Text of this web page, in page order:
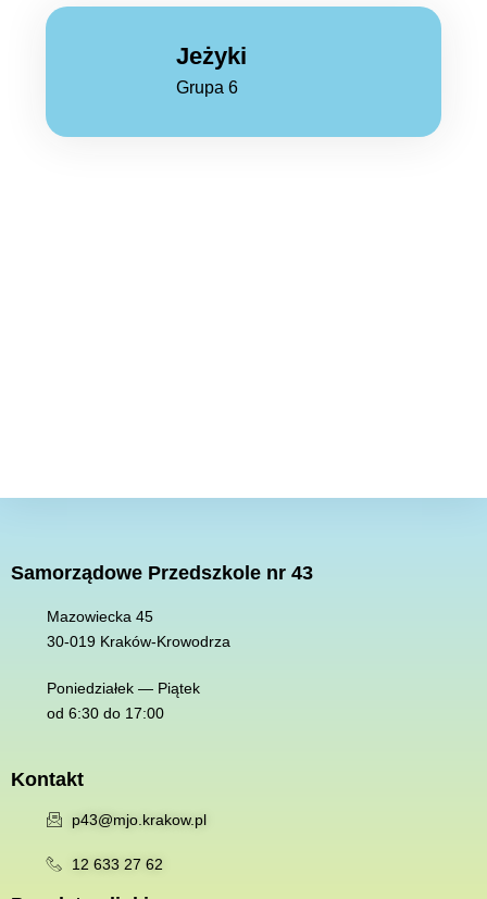
Jeżyki
Grupa 6
Samorządowe Przedszkole nr 43
Mazowiecka 45
30-019 Kraków-Krowodrza
Poniedziałek — Piątek
od 6:30 do 17:00
Kontakt
p43@mjo.krakow.pl
12 633 27 62